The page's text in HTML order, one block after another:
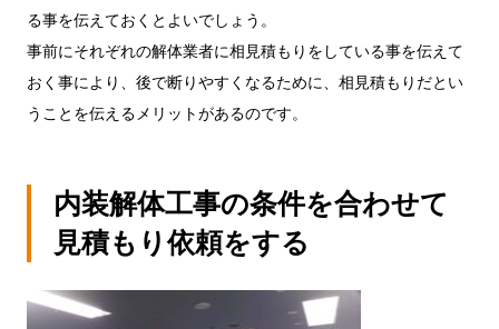
る事を伝えておくとよいでしょう。
事前にそれぞれの解体業者に相見積もりをしている事を伝えて
おく事により、後で断りやすくなるために、相見積もりだとい
うことを伝えるメリットがあるのです。
内装解体工事の条件を合わせて
見積もり依頼をする